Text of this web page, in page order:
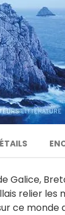
Galice,
relier
ce monde